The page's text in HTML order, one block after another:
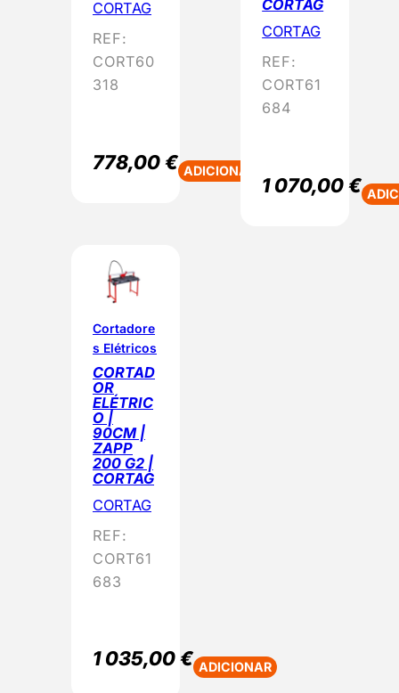
CORTAG
REF:
CORT60
318
778,00€ ADICIONAR
CORTAG
CORTAG
REF:
CORT61
684
1 070,00€
Cortadore
s Elétricos
CORTAD
OR
ELÉTRIC
O |
90CM |
ZAPP
200 G2 |
CORTAG
CORTAG
REF:
CORT61
683
1 035,00€ ADICIONAR